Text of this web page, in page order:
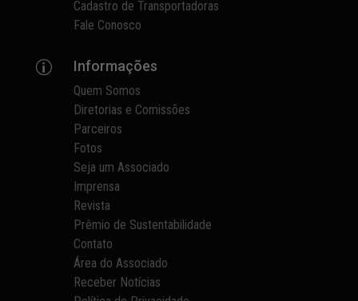
Cadastro de Transportadoras
Fale Conosco
p Informações
Quem Somos
Diretorias e Comissões
Parceiros
Fotos
Seja um Associado
Imprensa
Revista
Prêmio de Sustentabilidade
Contato
Área do Associado
Receber Notícias